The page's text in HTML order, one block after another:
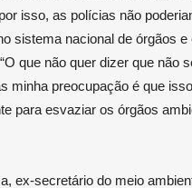
isso, as polícias não
sistema nacional de órgãos e
que não quer dizer que não
minha preocupação é que
para esvaziar os órgãos
ex-secretário do meio